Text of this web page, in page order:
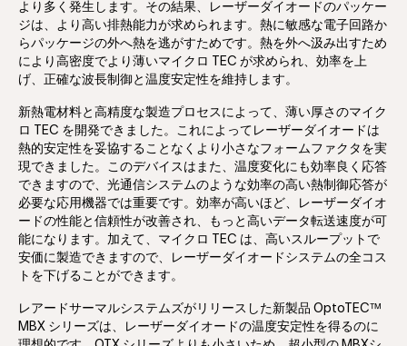
より多く発生します。その結果、レーザーダイオードのパッケー
ジは、より高い排熱能力が求められます。熱に敏感な電子回路か
らパッケージの外へ熱を逃がすためです。熱を外へ汲み出すため
により高密度でより薄いマイクロ TEC が求められ、効率を上
げ、正確な波長制御と温度安定性を維持します。
新熱電材料と高精度な製造プロセスによって、薄い厚さのマイク
ロ TEC を開発できました。これによってレーザーダイオードは
熱的安定性を妥協することなくより小さなフォームファクタを実
現できました。このデバイスはまた、温度変化にも効率良く応答
できますので、光通信システムのような効率の高い熱制御応答が
必要な応用機器では重要です。効率が高いほど、レーザーダイオ
ードの性能と信頼性が改善され、もっと高いデータ転送速度が可
能になります。加えて、マイクロ TEC は、高いスループットで
安価に製造できますので、レーザーダイオードシステムの全コス
トを下げることができます。
レアードサーマルシステムズがリリースした新製品 OptoTEC™
MBX シリーズは、レーザーダイオードの温度安定性を得るのに